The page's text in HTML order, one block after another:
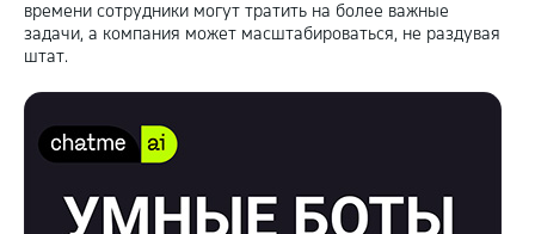
времени сотрудники могут тратить на более важные
задачи, а компания может масштабироваться, не раздувая
штат.